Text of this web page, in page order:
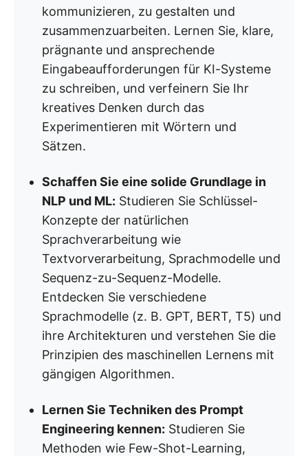
kommunizieren, zu gestalten und
zusammenzuarbeiten. Lernen Sie, klare,
prägnante und ansprechende
Eingabeaufforderungen für KI-Systeme
zu schreiben, und verfeinern Sie Ihr
kreatives Denken durch das
Experimentieren mit Wörtern und
Sätzen.
Schaffen Sie eine solide Grundlage in
NLP und ML: Studieren Sie Schlüssel-
Konzepte der natürlichen
Sprachverarbeitung wie
Textvorverarbeitung, Sprachmodelle und
Sequenz-zu-Sequenz-Modelle.
Entdecken Sie verschiedene
Sprachmodelle (z. B. GPT, BERT, T5) und
ihre Architekturen und verstehen Sie die
Prinzipien des maschinellen Lernens mit
gängigen Algorithmen.
Lernen Sie Techniken des Prompt
Engineering kennen: Studieren Sie
Methoden wie Few-Shot-Learning,